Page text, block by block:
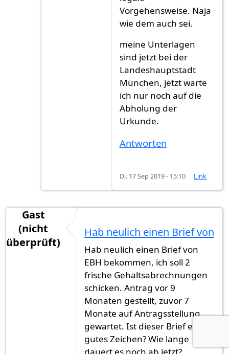
Vorgehensweise. Naja
wie dem auch sei.
meine Unterlagen
sind jetzt bei der
Landeshauptstadt
München, jetzt warte
ich nur noch auf die
Abholung der
Urkunde.
Antworten
Di. 17 Sep 2019 - 15:10 Link
Gast
(nicht
überprüft)
Hab neulich einen Brief von
Hab neulich einen Brief von
EBH bekommen, ich soll 2
frische Gehaltsabrechnungen
schicken. Antrag vor 9
Monaten gestellt, zuvor 7
Monate auf Antragsstellung
gewartet. Ist dieser Brief ein
gutes Zeichen? Wie lange
dauert es noch ab jetzt?